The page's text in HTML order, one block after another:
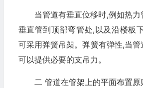
当管道有垂直位移时,例如热
垂直管到顶部弯管处,以及沿楼板
可采用弹簧吊架。弹簧有弹性,当
可以提供必要的支吊力。
二 管道在管架上的平面布置原